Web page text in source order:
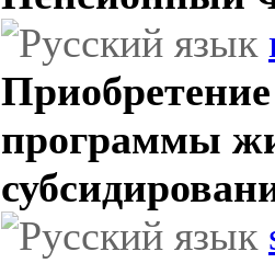
программы